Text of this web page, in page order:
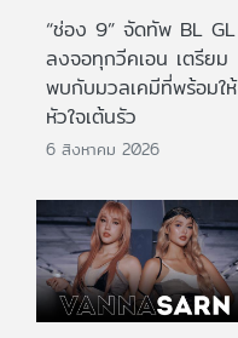
“ช่อง 9” จัดทัพ BL GL
ลงจอทุกวีคเอน เตรียม
พบกับมวลเคมีที่พร้อมให้
หัวใจเต้นรัว
6 สิงหาคม 2026